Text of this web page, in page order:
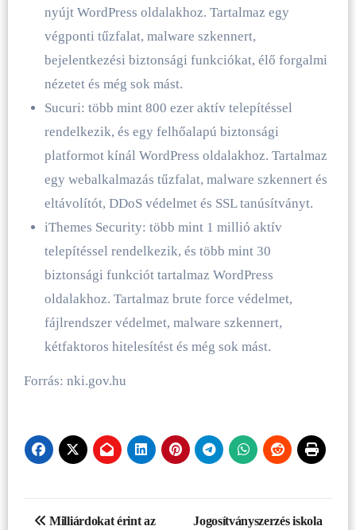
nyújt WordPress oldalakhoz. Tartalmaz egy
végponti tűzfalat, malware szkennert,
bejelentkezési biztonsági funkciókat, élő forgalmi
nézetet és még sok mást.
Sucuri: több mint 800 ezer aktív telepítéssel
rendelkezik, és egy felhőalapú biztonsági
platformot kínál WordPress oldalakhoz. Tartalmaz
egy webalkalmazás tűzfalat, malware szkennert és
eltávolítót, DDoS védelmet és SSL tanúsítványt.
iThemes Security: több mint 1 millió aktív
telepítéssel rendelkezik, és több mint 30
biztonsági funkciót tartalmaz WordPress
oldalakhoz. Tartalmaz brute force védelmet,
fájlrendszer védelmet, malware szkennert,
kétfaktoros hitelesítést és még sok mást.
Forrás: nki.gov.hu
Bejegyzés
Milliárdokat érint az
Jogosítványszerzés iskola